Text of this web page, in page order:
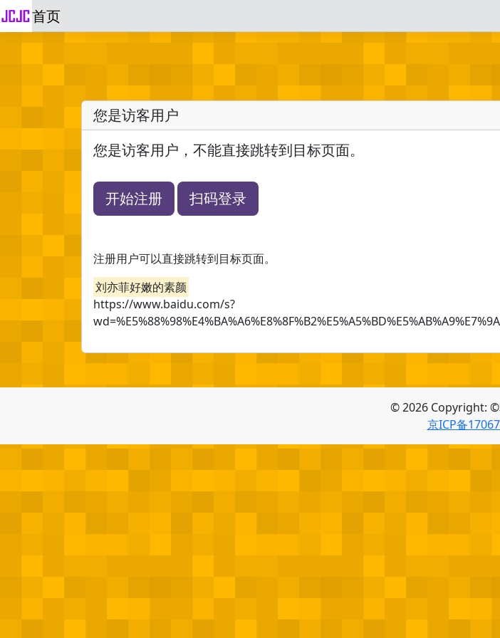
首页
您是访客用户
您是访客用户，不能直接跳转到目标页面。
开始注册 扫码登录
注册用户可以直接跳转到目标页面。
刘亦菲好嫩的素颜
https://www.baidu.com/s?
© 2026 Copyright: ©
京ICP备